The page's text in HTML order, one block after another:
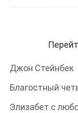
Джон Стейнбек
Благостный
Элизабет с